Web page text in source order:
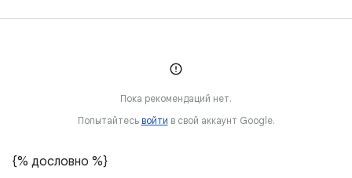
Пока рекомендаций нет.
Попытайтесь войти в свой аккаунт Google.
{% дословно %}